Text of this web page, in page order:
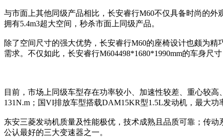
与市面上其他同级产品相比，长安睿行M60不仅具备时尚的
拥有5.4m3超大空间，秒杀市面上同级产品。
除了空间尺寸的强大优势，长安睿行M60的座椅设计也颇为
需求。不仅如此，长安睿行M604498*1680*1990mm的车身
目前，市场上同级车型存在功率较小、加速性较差、重心较
131N.m；国VI排放车型搭载DAM15KR型1.5L发动机，最大功
东安三菱发动机质量及性能极优，技术成熟且品质可靠；传
公认最好的三大变速器之一。